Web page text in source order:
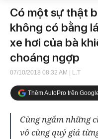
Có một sự thật
không có bằng
xe hơi của bà
choáng ngợp
07/10/2018 08:32 AM | L.T
Thêm AutoPro trên
Cùng ngắm những
vô cùng quý giá